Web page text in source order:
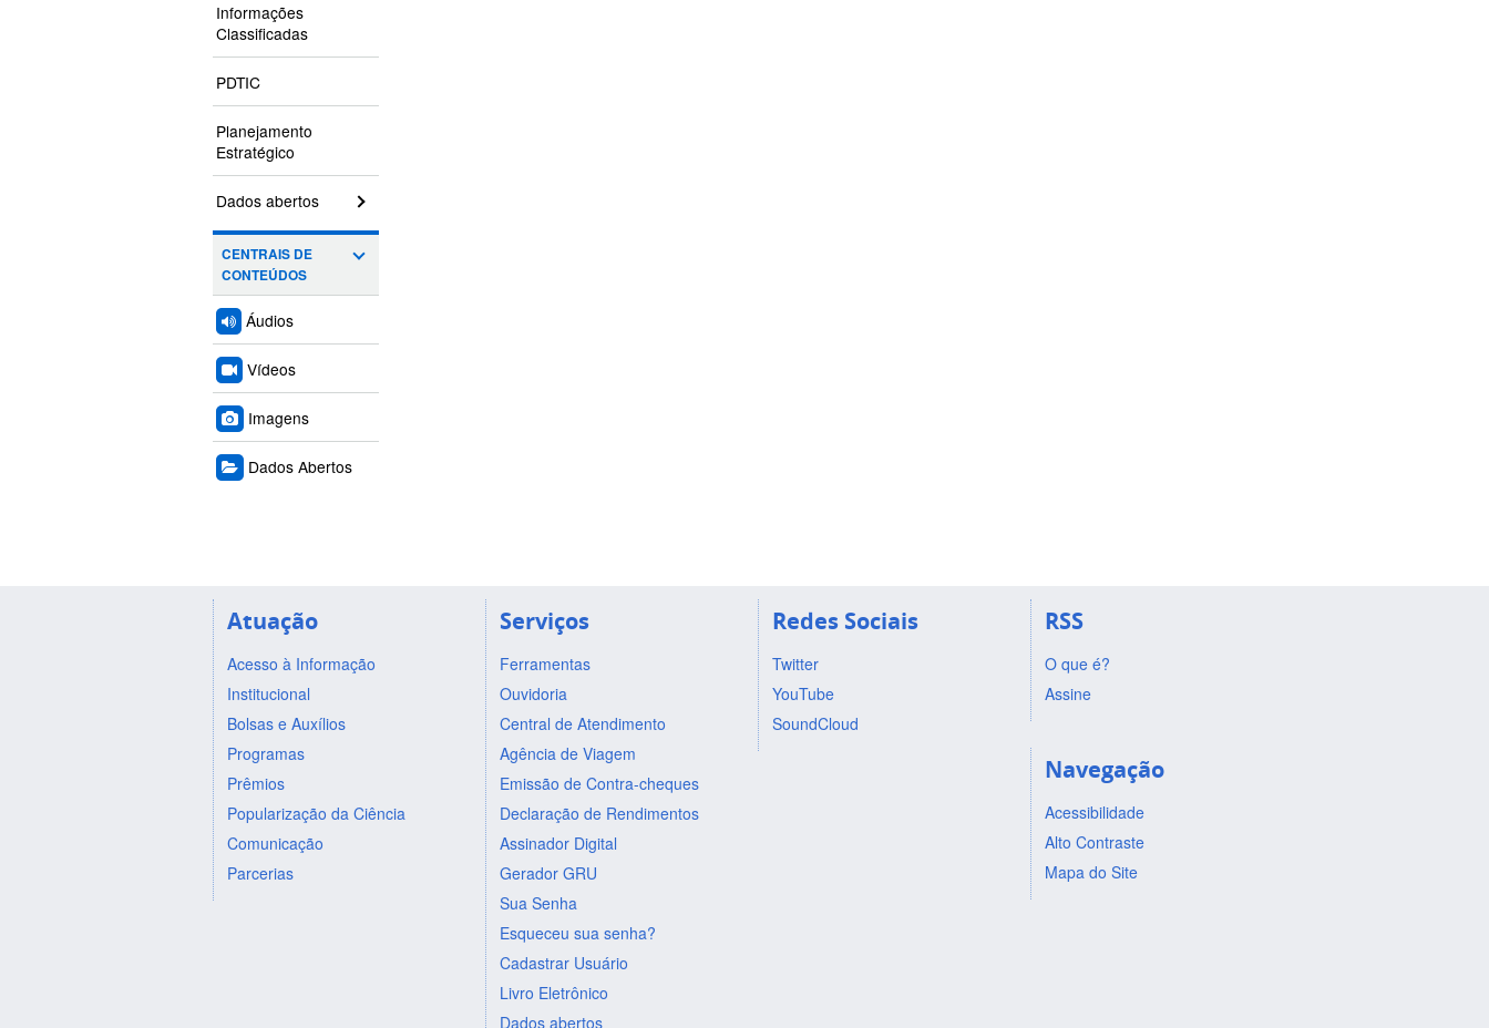
Informações
Classificadas
PDTIC
Planejamento
Estratégico
Dados abertos
CENTRAIS DE
CONTEÚDOS
Áudios
Vídeos
Imagens
Dados Abertos
Atuação
Acesso à Informação
Institucional
Bolsas e Auxílios
Programas
Prêmios
Popularização da Ciência
Comunicação
Parcerias
Serviços
Ferramentas
Ouvidoria
Central de Atendimento
Agência de Viagem
Emissão de Contra-cheques
Declaração de Rendimentos
Assinador Digital
Gerador GRU
Sua Senha
Esqueceu sua senha?
Cadastrar Usuário
Livro Eletrônico
Dados abertos
Redes Sociais
Twitter
YouTube
SoundCloud
RSS
O que é?
Assine
Navegação
Acessibilidade
Alto Contraste
Mapa do Site